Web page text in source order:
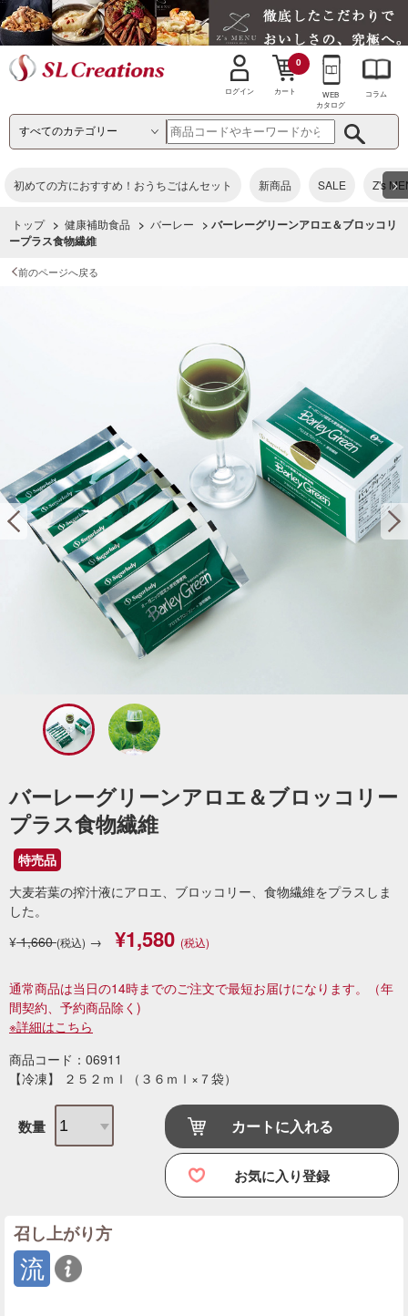
ログイン カート
0
WEB
カタログ
コラム
初めての方におすすめ！おうちごはんセット 新商品 SALE Z's >
トップ > 健康補助食品 > バーレー
> バーレーグリーンアロエ＆ブロッコリ
ープラス食物繊維
前のページへ戻る
バーレーグリーンアロエ＆ブロッコリー
プラス食物繊維
特売品
大麦若葉の搾汁液にアロエ、ブロッコリー、食物繊維をプラスしま
した。
¥1,660(税込) → ¥1,580 (税込)
通常商品は当日の14時までのご注文で最短お届けになります。
（年
間契約、予約商品除く)
※詳細はこちら
商品コード：06911
【冷凍】 ２５２ｍｌ（３６ｍｌ×７袋）
数量 カートに入れる
お気に入り登録
召し上がり方
流